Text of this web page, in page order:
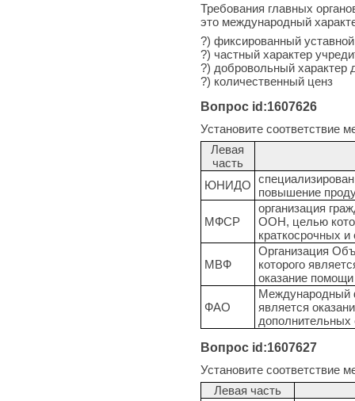
Требования главных
это международный
?) фиксированный
?) частный характер
?) добровольный характер
?) количественный ценз
Вопрос id:1607626
Установите соответствие
Левая
часть
ЮНИДО
повышение
МФСР
организация
ООН, целью
краткосрочных
МВФ
Организация
которого
оказание помощи
ФАО
Международный
является
дополнительных
Вопрос id:1607627
Установите соответствие
Левая часть